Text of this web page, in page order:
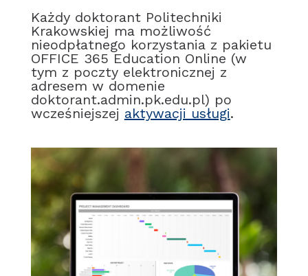
Każdy doktorant Politechniki
Krakowskiej ma możliwość
nieodpłatnego korzystania z pakietu
OFFICE 365 Education Online (w
tym z poczty elektronicznej z
adresem w domenie
doktorant.admin.pk.edu.pl) po
wcześniejszej aktywacji usługi.